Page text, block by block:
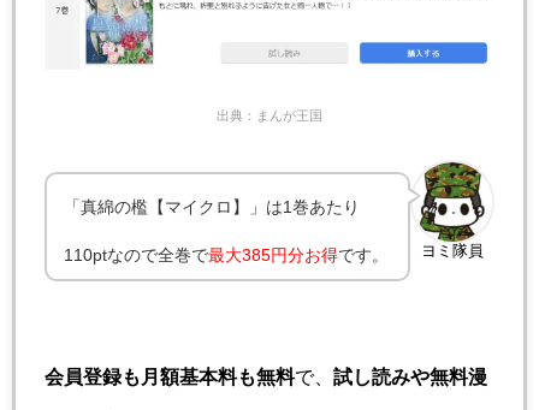
出典：まんが王国
ヨミ隊員
「真綿の檻【マイクロ】」は1巻あたり
110ptなので全巻で最大385円分お得です。
会員登録も月額基本料も無料で、 試し読みや無料漫